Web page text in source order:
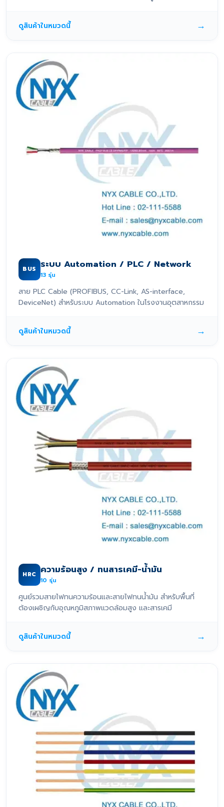
ดูสินค้าในหมวดนี้ →
BUS ระบบ Automation / PLC / Network
13 รุ่น
สาย PLC Cable (PROFIBUS, CC-Link, AS-interface,
DeviceNet) สำหรับระบบ Automation ในโรงงานอุตสาหกรรม
ดูสินค้าในหมวดนี้ →
HRC ความร้อนสูง / ทนสารเคมี-น้ำมัน
10 รุ่น
ศูนย์รวมสายไฟทนความร้อนและสายไฟทนน้ำมัน สำหรับพื้นที่
ต้องเผชิญกับอุณหภูมิสภาพแวดล้อมสูง และสารเคมี
ดูสินค้าในหมวดนี้ →